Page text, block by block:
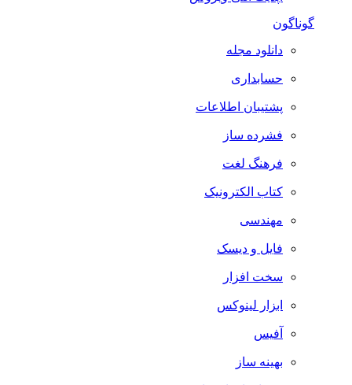
گوناگون
دانلود مجله
حسابداری
پشتیبان اطلاعات
فشرده ساز
فرهنگ لغت
کتاب الکترونیک
مهندسی
فایل و دیسک
سخت افزار
ابزار لینوکس
آفیس
بهینه ساز